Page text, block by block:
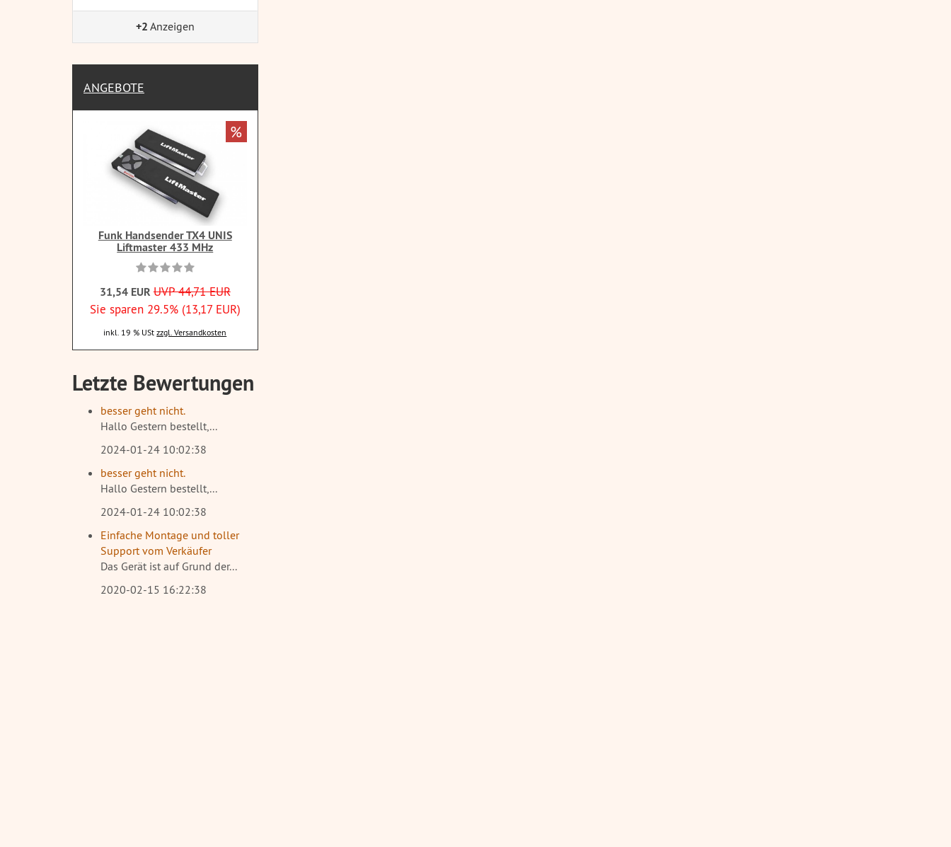
+2 Anzeigen
ANGEBOTE
Funk Handsender TX4 UNIS
Liftmaster 433 MHz
31,54 EUR UVP 44,71 EUR
Sie sparen 29.5% (13,17 EUR)
inkl. 19 % UStzzgl. Versandkosten
%
Letzte Bewertungen
besser geht nicht.
Hallo Gestern bestellt,...
2024-01-24 10:02:38
besser geht nicht.
Hallo Gestern bestellt,...
2024-01-24 10:02:38
Einfache Montage und toller
Support vom Verkäufer
Das Gerät ist auf Grund der...
2020-02-15 16:22:38